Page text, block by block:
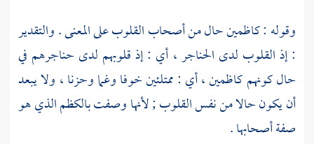
وقوله : كاظمين حال من أصحاب القلوب على المعنى . والتقدير
: إذ القلوب لدى الحناجر ، أي : إذ قلوبهم لدى حناجرهم في
حال كونهم كاظمين ، أي : ممتلئين خوفا وغما وحزنا ، ولا يبعد
أن يكون حالا من نفس القلوب ; لأنها وصفت بالكظم الذي هو
صفة أصحابها .